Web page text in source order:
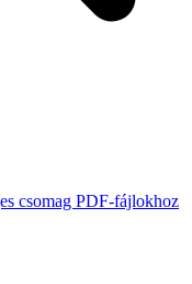
csomag PDF-fájlokhoz